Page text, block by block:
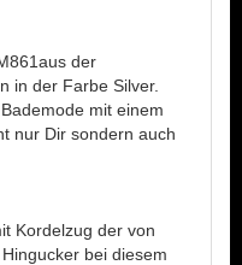
der
in der Farbe Silver.
mit einem
nur Dir sondern auch
Kordelzug der von
bei diesem